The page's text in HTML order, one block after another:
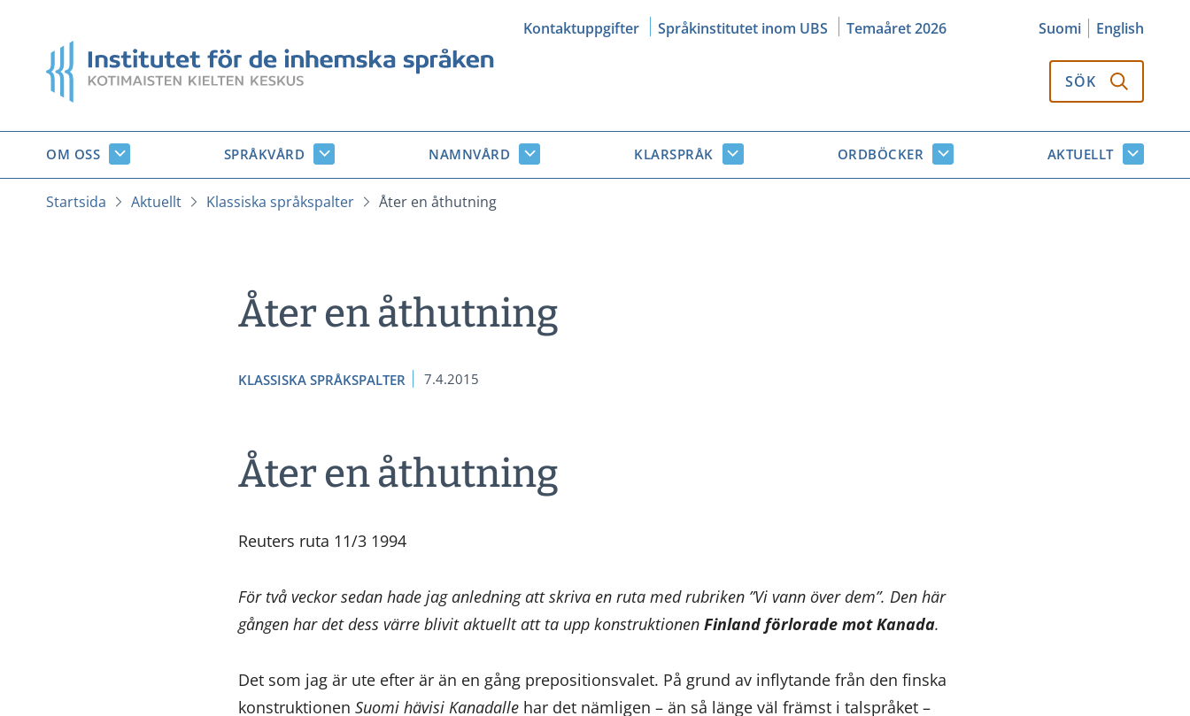
innehåll
Kontaktuppgifter Språkinstitutet inom UBS Temaåret 2026 Suomi
English
Startsida
SÖK
OM OSS
Om
oss
undersidor
SPRÅKVÅRD
Språkvård
undersidor
NAMNVÅRD
Namnvård
undersidor
KLARSPRÅK
Klarspråk
undersidor
ORDBÖCKER
Ordböcker
undersidor
AKTUELLT
Aktuellt
Startsida
Aktuellt Klassiska språkspalter Åter en åthutning
Åter en åthutning
KLASSISKA SPRÅKSPALTER 7.4.2015
Åter en åthutning
Reuters ruta 11/3 1994
För två veckor sedan hade jag anledning att skriva en ruta med rubriken ”Vi vann över dem”. Den här
gången har det dess värre blivit aktuellt att ta upp konstruktionen Finland förlorade mot Kanada.
Det som jag är ute efter är än en gång prepositionsvalet. På grund av inflytande från den finska
konstruktionen Suomi hävisi Kanadallehar det nämligen – än så länge väl främst i talspråket –